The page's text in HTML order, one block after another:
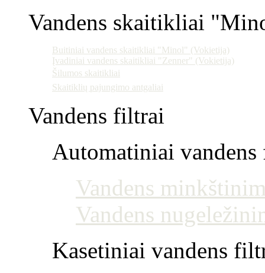
Vandens skaitikliai
Buitiniai vandens skaitikliai "Minol" (Vokietija)
Įvadiniai vandens skaitikliai "Zenner" (Vokietija)
Šilumos skaitikliai
Skaitiklių pajungimo antgaliai
Vandens filtrai
Automatiniai
Vandens
Vandens
Kasetiniai vandens